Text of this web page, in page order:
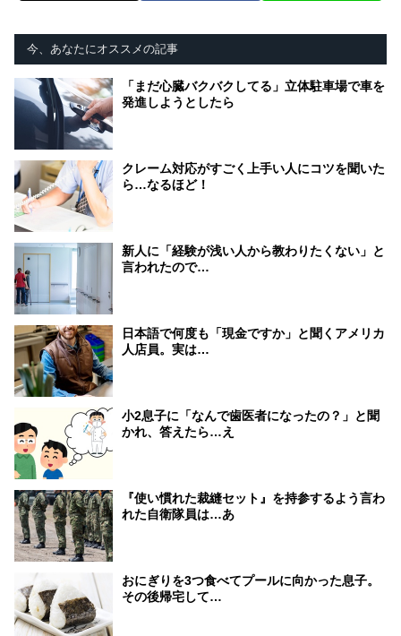
今、あなたにオススメの記事
「まだ心臓バクバクしてる」立体駐車場で車を
発進しようとしたら
クレーム対応がすごく上手い人にコツを聞いた
ら…なるほど！
新人に「経験が浅い人から教わりたくない」と
言われたので…
日本語で何度も「現金ですか」と聞くアメリカ
人店員。実は…
小2息子に「なんで歯医者になったの？」と聞
かれ、答えたら…え
『使い慣れた裁縫セット』を持参するよう言わ
れた自衛隊員は…あ
おにぎりを3つ食べてプールに向かった息子。
その後帰宅して…